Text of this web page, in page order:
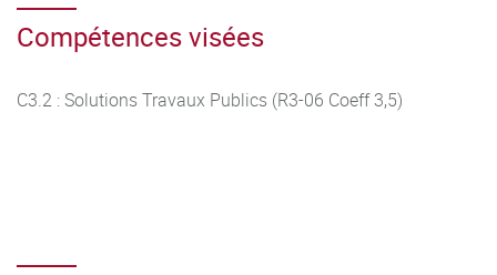
Compétences visées
C3.2 : Solutions Travaux Publics (R3-06 Coeff 3,5)